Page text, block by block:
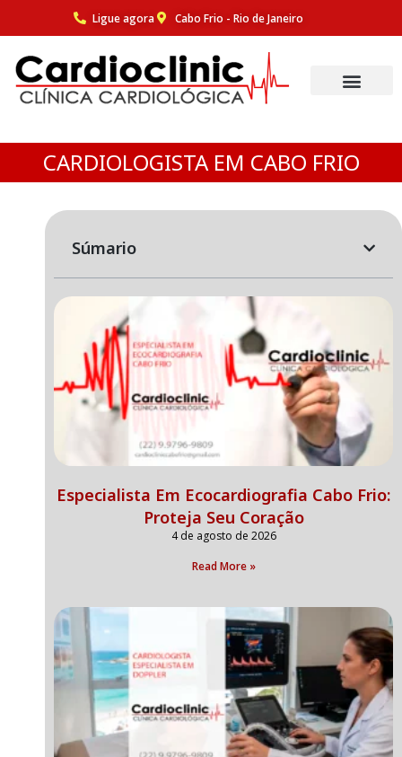
para
o
Ligue agora Cabo Frio - Rio de Janeiro
CARDIOLOGISTA EM CABO FRIO
Súmario
Especialista Em Ecocardiografia Cabo Frio:
Proteja Seu Coração
4 de agosto de 2026
Read More »